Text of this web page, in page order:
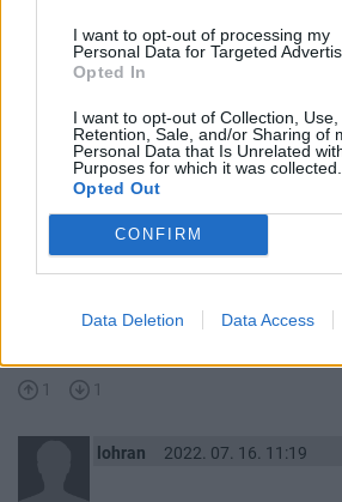
I want to opt-out of processing my
Personal Data for Targeted
Opted In
I want to opt-out of Collection, Use,
Retention, Sale, and/or Sharing of
Personal Data that Is Unrelated
Purposes for which it was collected.
Opted Out
CONFIRM
Data Deletion Data Access
fizetést ámelnek.
Nagyon rossz irány.
kezd kialakulni
0
lohran
2022. 07. 15. 23:41
Mint fogyasztó mindent ott veszek ahunn
1 1
lohran 2022. 07. 16. 11:19